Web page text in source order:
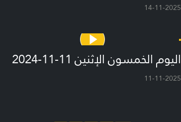
14-11-2025
اليوم الخمسون الإثنين 11-11-2024
11-11-2025